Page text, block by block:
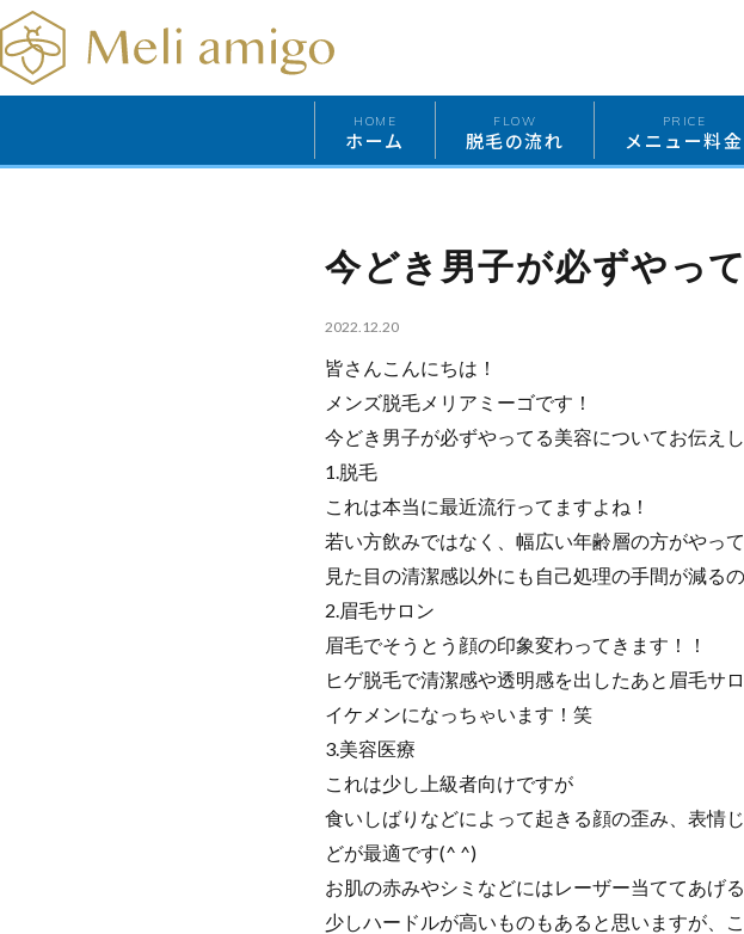
HOME
ホーム
FLOW
脱毛の流れ
PRICE
メニュー料金
今どき男子が必ずやっ
2022.12.20
皆さんこんにちは！
メンズ脱毛メリアミーゴです！
今どき男子が必ずやってる美容についてお伝え
1.脱毛
これは本当に最近流行ってますよね！
若い方飲みではなく、幅広い年齢層の方がやっ
見た目の清潔感以外にも自己処理の手間が減る
2.眉毛サロン
眉毛でそうとう顔の印象変わってきます！！
ヒゲ脱毛で清潔感や透明感を出したあと眉毛サ
イケメンになっちゃいます！笑
3.美容医療
これは少し上級者向けですが
食いしばりなどによって起きる顔の歪み、表情
どが最適です(^ ^)
お肌の赤みやシミなどにはレーザー当ててあげ
少しハードルが高いものもあると思いますが、